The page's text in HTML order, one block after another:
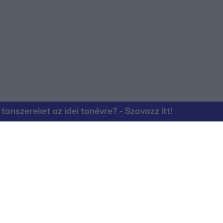
az idei tanévre? - Szavazz itt!